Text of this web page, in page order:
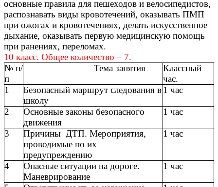
основные правила для пешеходов и велосипедистов,
распознавать виды кровотечений, оказывать ПМП
при ожогах и кровотечениях, делать искусственное
дыхание, оказывать первую медицинскую помощь
при ранениях, переломах.
10 класс. Общее количество – 7.
№ п/
п
Тема занятия
Классный
час.
1
Безопасный маршрут следования в
школу
1 час
2
Основные законы безопасного
движения
1 час
3
Причины ДТП. Мероприятия,
проводимые по их
предупреждению
1 час
4
Опасные ситуации на дороге.
Маневрирование
1 час